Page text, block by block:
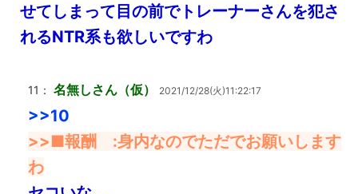
せてしまって目の前でトレーナーさんを犯さ
れるNTR系も欲しいですわ
11： 名無しさん（仮） 2021/12/28(火)11:22:17
>>10
>>■報酬 :身内なのでただでお願いします
わ